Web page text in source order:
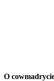
O